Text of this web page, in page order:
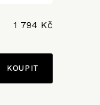
1 794 Kč